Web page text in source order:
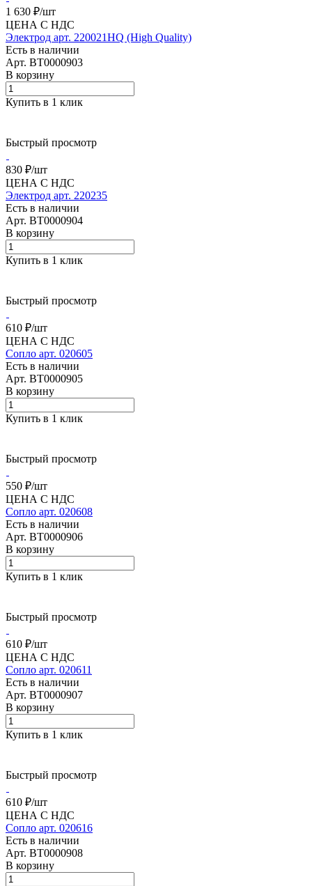
1 630 ₽/шт
ЦЕНА С НДС
Электрод арт. 220021HQ (High Quality)
Есть в наличии
Арт. BT0000903
В корзину
Купить в 1 клик
Быстрый просмотр
830 ₽/шт
ЦЕНА С НДС
Электрод арт. 220235
Есть в наличии
Арт. BT0000904
В корзину
Купить в 1 клик
Быстрый просмотр
610 ₽/шт
ЦЕНА С НДС
Сопло арт. 020605
Есть в наличии
Арт. BT0000905
В корзину
Купить в 1 клик
Быстрый просмотр
550 ₽/шт
ЦЕНА С НДС
Сопло арт. 020608
Есть в наличии
Арт. BT0000906
В корзину
Купить в 1 клик
Быстрый просмотр
610 ₽/шт
ЦЕНА С НДС
Сопло арт. 020611
Есть в наличии
Арт. BT0000907
В корзину
Купить в 1 клик
Быстрый просмотр
610 ₽/шт
ЦЕНА С НДС
Сопло арт. 020616
Есть в наличии
Арт. BT0000908
В корзину